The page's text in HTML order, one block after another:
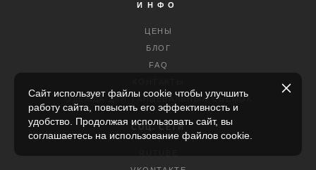
ИНФО
ЦЕНЫ
БЛОГ
FAQ
ОДЕЖДА ДЛЯ ТАНЦЕВАЛЬНЫХ СЪЕМОК
СОЦ. СЕТИ
Сайт использует файлы cookie чтобы улучшить
работу сайта, повысить его эффективность и
удобство. Продолжая использовать сайт, вы
соглашаетесь на использование файлов cookie.